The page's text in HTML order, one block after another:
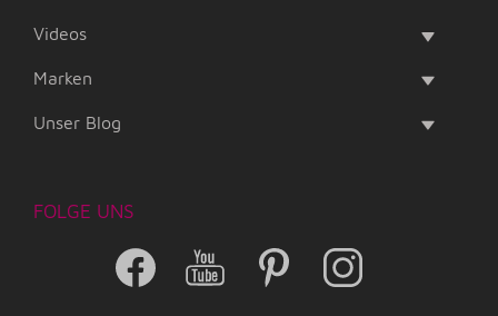
Videos
Marken
Unser Blog
FOLGE UNS